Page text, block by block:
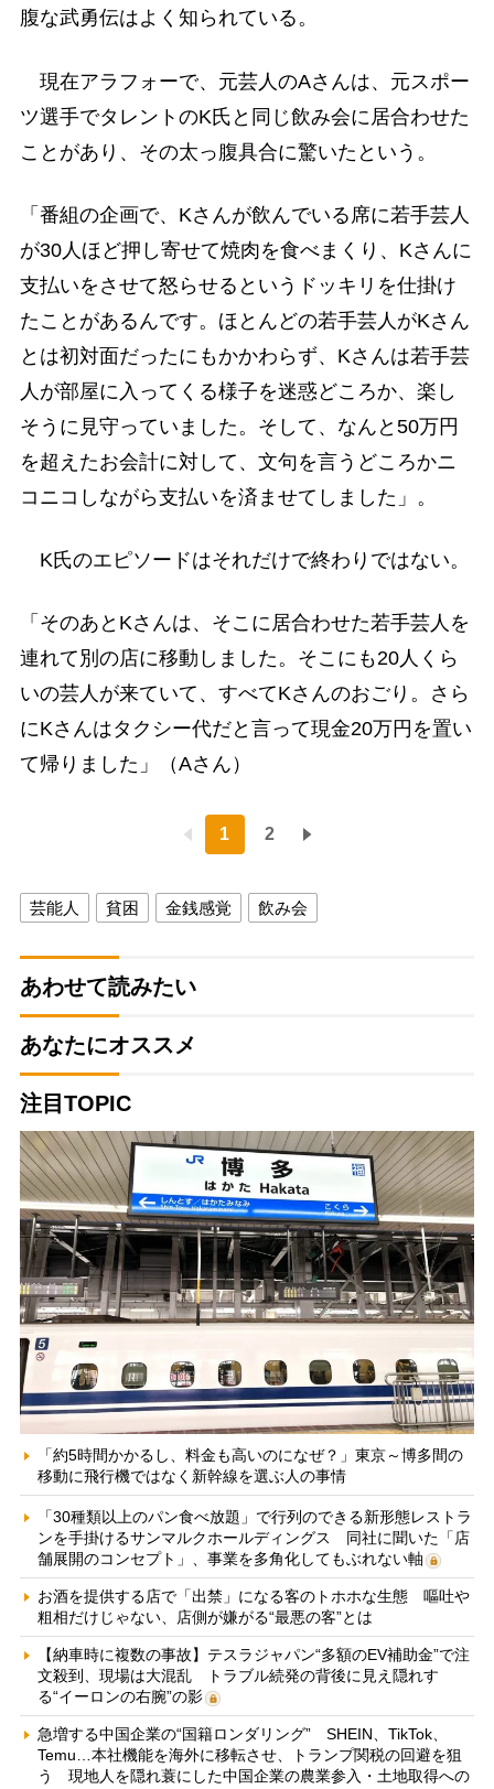
腹な武勇伝はよく知られている。
現在アラフォーで、元芸人のAさんは、元スポー
ツ選手でタレントのK氏と同じ飲み会に居合わせた
ことがあり、その太っ腹具合に驚いたという。
「番組の企画で、Kさんが飲んでいる席に若手芸人
が30人ほど押し寄せて焼肉を食べまくり、Kさんに
支払いをさせて怒らせるというドッキリを仕掛け
たことがあるんです。ほとんどの若手芸人がKさん
とは初対面だったにもかかわらず、Kさんは若手芸
人が部屋に入ってくる様子を迷惑どころか、楽し
そうに見守っていました。そして、なんと50万円
を超えたお会計に対して、文句を言うどころかニ
コニコしながら支払いを済ませてしました」。
K氏のエピソードはそれだけで終わりではない。
「そのあとKさんは、そこに居合わせた若手芸人を
連れて別の店に移動しました。そこにも20人くら
いの芸人が来ていて、すべてKさんのおごり。さら
にKさんはタクシー代だと言って現金20万円を置い
て帰りました」（Aさん）
1 2
芸能人 貧困 金銭感覚 飲み会
あわせて読みたい
あなたにオススメ
注目TOPIC
「約5時間かかるし、料金も高いのになぜ？」東京～博多間の
移動に飛行機ではなく新幹線を選ぶ人の事情
「30種類以上のパン食べ放題」で行列のできる新形態レストラ
ンを手掛けるサンマルクホールディングス 同社に聞いた「店
舗展開のコンセプト」、事業を多角化してもぶれない軸
お酒を提供する店で「出禁」になる客のトホホな生態 嘔吐や
粗相だけじゃない、店側が嫌がる“最悪の客”とは
【納車時に複数の事故】テスラジャパン“多額のEV補助金”で注
文殺到、現場は大混乱 トラブル続発の背後に見え隠れす
る“イーロンの右腕”の影
急増する中国企業の“国籍ロンダリング” SHEIN、TikTok、
Temu…本社機能を海外に移転させ、トランプ関税の回避を狙
う 現地人を隠れ蓑にした中国企業の農業参入・土地取得への